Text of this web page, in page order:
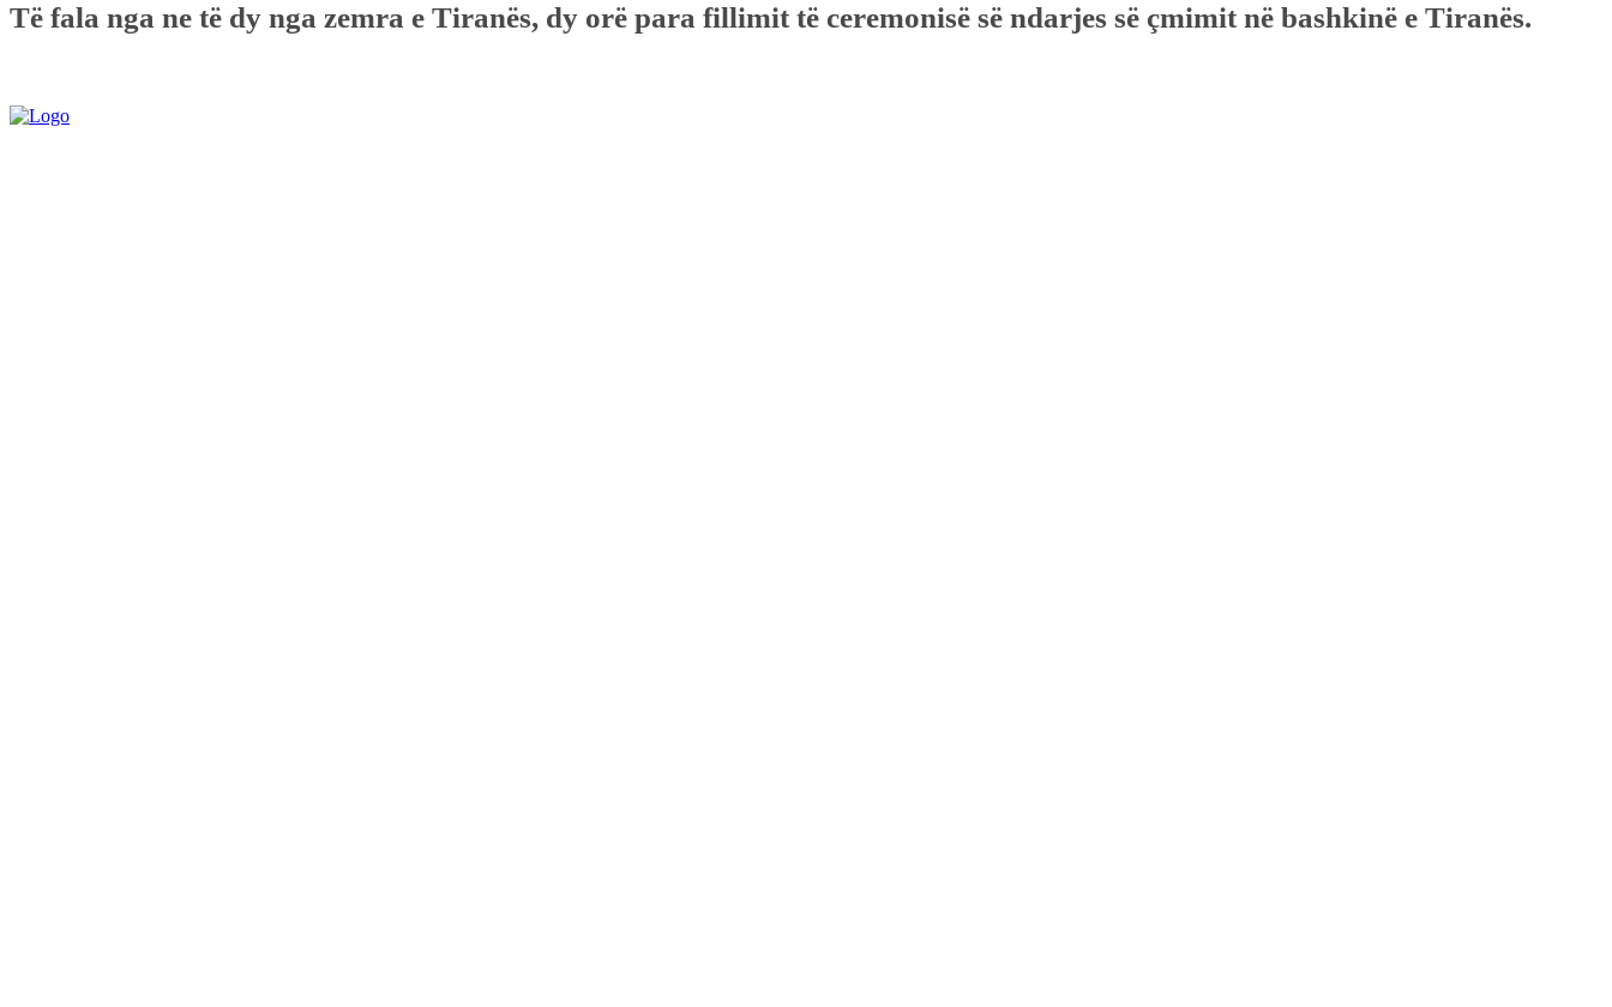
Të fala nga ne të dy nga zemra e Tiranës, dy orë para fillimit të ceremonisë së ndarjes së çmimit në bashkinë e Tiranës.